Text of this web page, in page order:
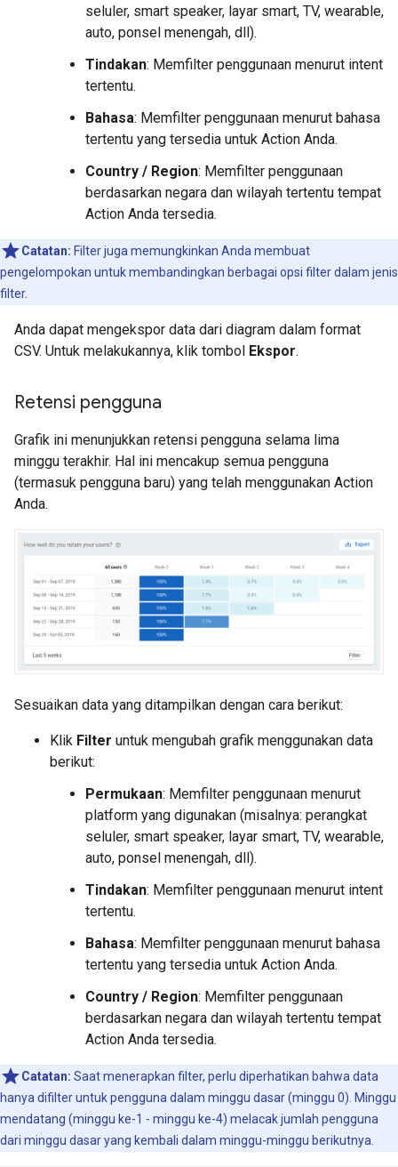
seluler, smart speaker, layar smart, TV, wearable,
auto, ponsel menengah, dll).
Tindakan: Memfilter penggunaan menurut intent
tertentu.
Bahasa: Memfilter penggunaan menurut bahasa
tertentu yang tersedia untuk Action Anda.
Country / Region: Memfilter penggunaan
berdasarkan negara dan wilayah tertentu tempat
Action Anda tersedia.
Catatan: Filter juga memungkinkan Anda membuat
pengelompokan untuk membandingkan berbagai opsi filter dalam jenis
filter.
Anda dapat mengekspor data dari diagram dalam format
CSV. Untuk melakukannya, klik tombol Ekspor.
Retensi pengguna
Grafik ini menunjukkan retensi pengguna selama lima
minggu terakhir. Hal ini mencakup semua pengguna
(termasuk pengguna baru) yang telah menggunakan Action
Anda.
Sesuaikan data yang ditampilkan dengan cara berikut:
Klik Filter untuk mengubah grafik menggunakan data
berikut:
Permukaan: Memfilter penggunaan menurut
platform yang digunakan (misalnya: perangkat
seluler, smart speaker, layar smart, TV, wearable,
auto, ponsel menengah, dll).
Tindakan: Memfilter penggunaan menurut intent
tertentu.
Bahasa: Memfilter penggunaan menurut bahasa
tertentu yang tersedia untuk Action Anda.
Country / Region: Memfilter penggunaan
berdasarkan negara dan wilayah tertentu tempat
Action Anda tersedia.
Catatan: Saat menerapkan filter, perlu diperhatikan bahwa data
hanya difilter untuk pengguna dalam minggu dasar (minggu 0). Minggu
mendatang (minggu ke-1 - minggu ke-4) melacak jumlah pengguna
dari minggu dasar yang kembali dalam minggu-minggu berikutnya.